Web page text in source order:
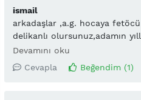
ismail
arkadaşlar ,a.g. hocaya
delikanlı olursunuz,adamın
malum,zorlamanın yada iftira
günah...
Devamını oku
Cevapla
Beğendim (1)